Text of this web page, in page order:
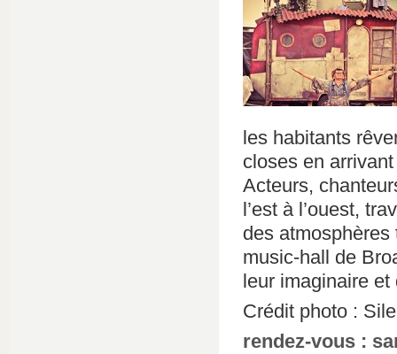
les habitants
closes en
Acteurs,
l’est à l’ouest,
des
music-hall de
leur imaginaire et
Crédit photo :
rendez-vous :